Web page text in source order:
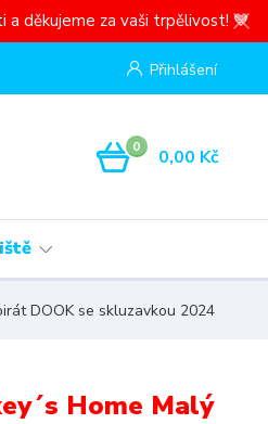
a děkujeme za vaši trpělivost! 💙
Přihlášení
0 0,00 Kč
DOOK se skluzavkou 2024
Home Malý